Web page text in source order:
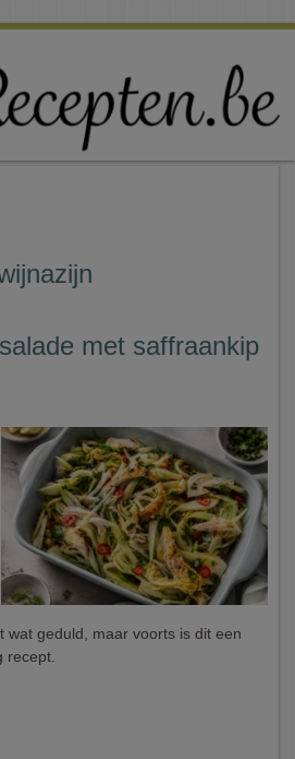
met saffraankip
wat geduld, maar voorts is dit een
recept.